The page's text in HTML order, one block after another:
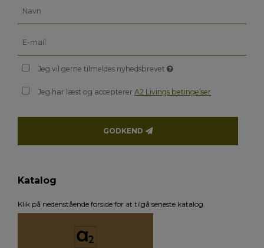
Jeg vil gerne tilmeldes nyhedsbrevet
Jeg har læst og acceptererA2 Livings betingelser
GODKEND
Katalog
Klik på nedenstående forside for at tilgå seneste katalog.